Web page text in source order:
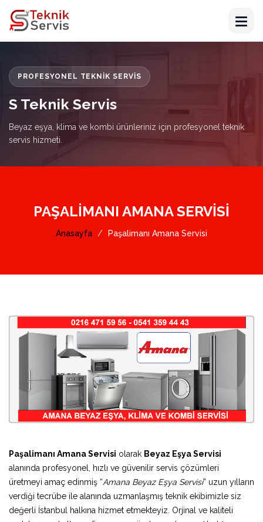
PROFESYONEL TEKNIK SERVIS
S Teknik Servis
Beyaz eşya, klima ve kombi ürünleriniz için profesyonel teknik
servis hizmeti.
PAŞALIMANI AMANA SERVISI
Anasayfa Paşalimanı Amana Servisi
Paşalimanı Amana Servisi olarak Beyaz Eşya Servisi
alanında profesyonel, hızlı ve güvenilir servis çözümleri
üretmeyi amaç edinmiş “Amana Beyaz Eşya Servisi” uzun yılların
verdiği tecrübe ile alanında uzmanlaşmış teknik ekibimizle siz
değerli İstanbul halkına hizmet etmekteyiz. Orjinal ve kaliteli